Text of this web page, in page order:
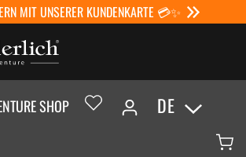
MIT UNSERER KUNDENKARTE 💳✨
SHOP DE